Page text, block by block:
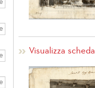
Visualizza scheda